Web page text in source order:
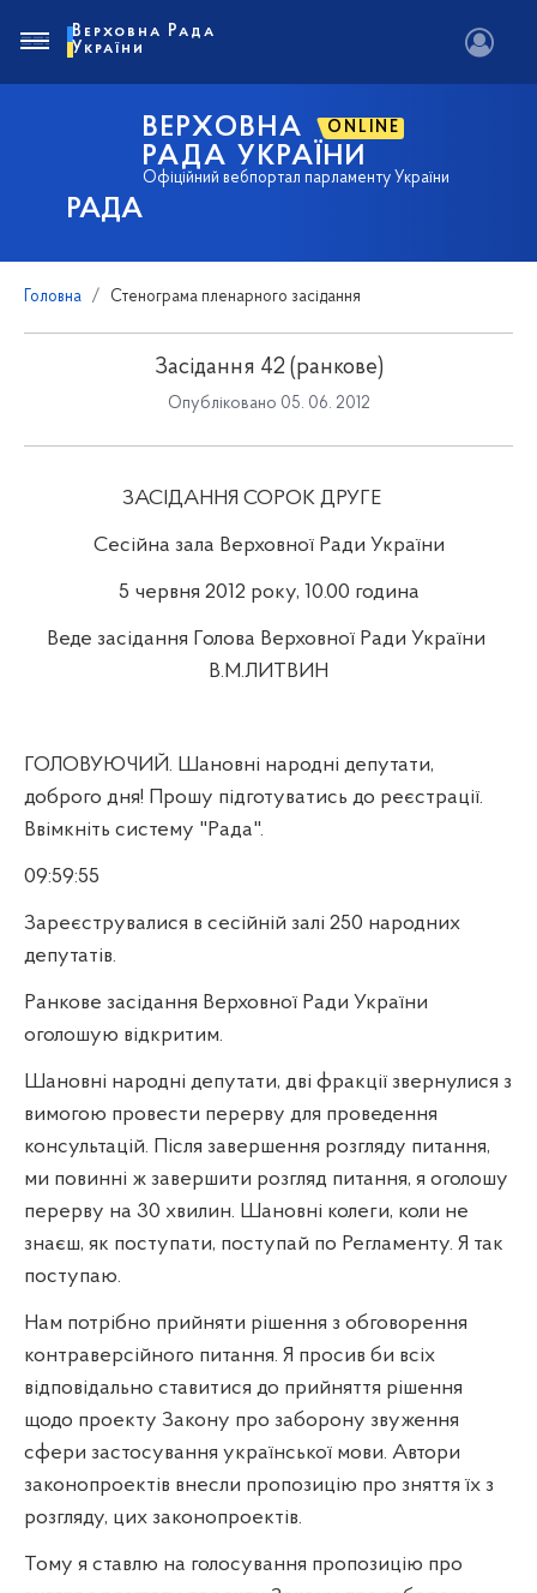
РАДА
ВЕРХОВНА ONLINE
РАДА УКРАЇНИ
Офіційний вебпортал парламенту України
Верховна Рада
України
Головна Стенограма пленарного засідання
Засідання 42 (ранкове)
Опубліковано 05. 06. 2012
ЗАСІДАННЯ СОРОК ДРУГЕ
Сесійна зала Верховної Ради України
5 червня 2012 року, 10.00 година
Веде засідання Голова Верховної Ради України
В.М.ЛИТВИН
ГОЛОВУЮЧИЙ. Шановні народні депутати,
доброго дня! Прошу підготуватись до реєстрації.
Ввімкніть систему "Рада".
09:59:55
Зареєструвалися в сесійній залі 250 народних
депутатів.
Ранкове засідання Верховної Ради України
оголошую відкритим.
Шановні народні депутати, дві фракції звернулися з
вимогою провести перерву для проведення
консультацій. Після завершення розгляду питання,
ми повинні ж завершити розгляд питання, я оголошу
перерву на 30 хвилин. Шановні колеги, коли не
знаєш, як поступати, поступай по Регламенту. Я так
поступаю.
Нам потрібно прийняти рішення з обговорення
контраверсійного питання. Я просив би всіх
відповідально ставитися до прийняття рішення
щодо проекту Закону про заборону звуження
сфери застосування української мови. Автори
законопроектів внесли пропозицію про зняття їх з
розгляду, цих законопроектів.
Тому я ставлю на голосування пропозицію про